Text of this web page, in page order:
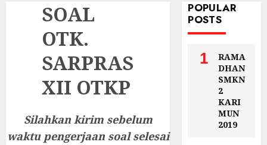
SOAL
OTK.
SARPRAS
XII OTKP
Silahkan kirim sebelum
waktu pengerjaan soal selesai
POPULAR
POSTS
1
RAMA
DHAN
SMKN
2
KARI
MUN
2019